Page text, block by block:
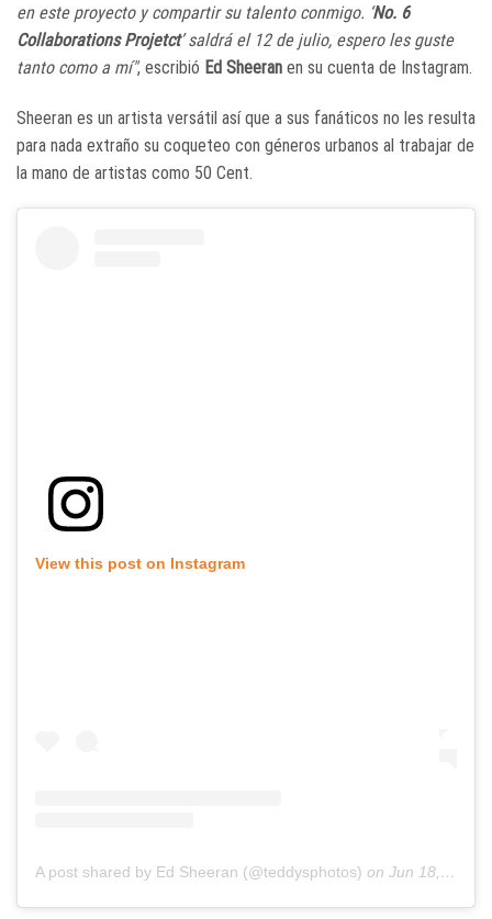
en este proyecto y compartir su talento conmigo. ‘ No. 6
Collaborations Projetct’ saldrá el 12 de julio, espero les guste
tanto como a mí", escribió Ed Sheeran en su cuenta de Instagram.
Sheeran es un artista versátil así que a sus fanáticos no les resulta
para nada extraño su coqueteo con géneros urbanos al trabajar de
la mano de artistas como 50 Cent.
View this post on Instagram
A post shared by Ed Sheeran (@teddysphotos) on Jun 18, 2019 at 11:06am PDT